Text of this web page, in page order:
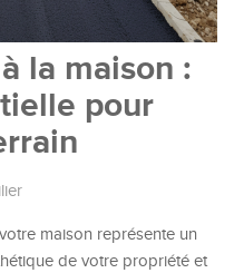
la maison :
pour
maison représente un
de votre propriété et